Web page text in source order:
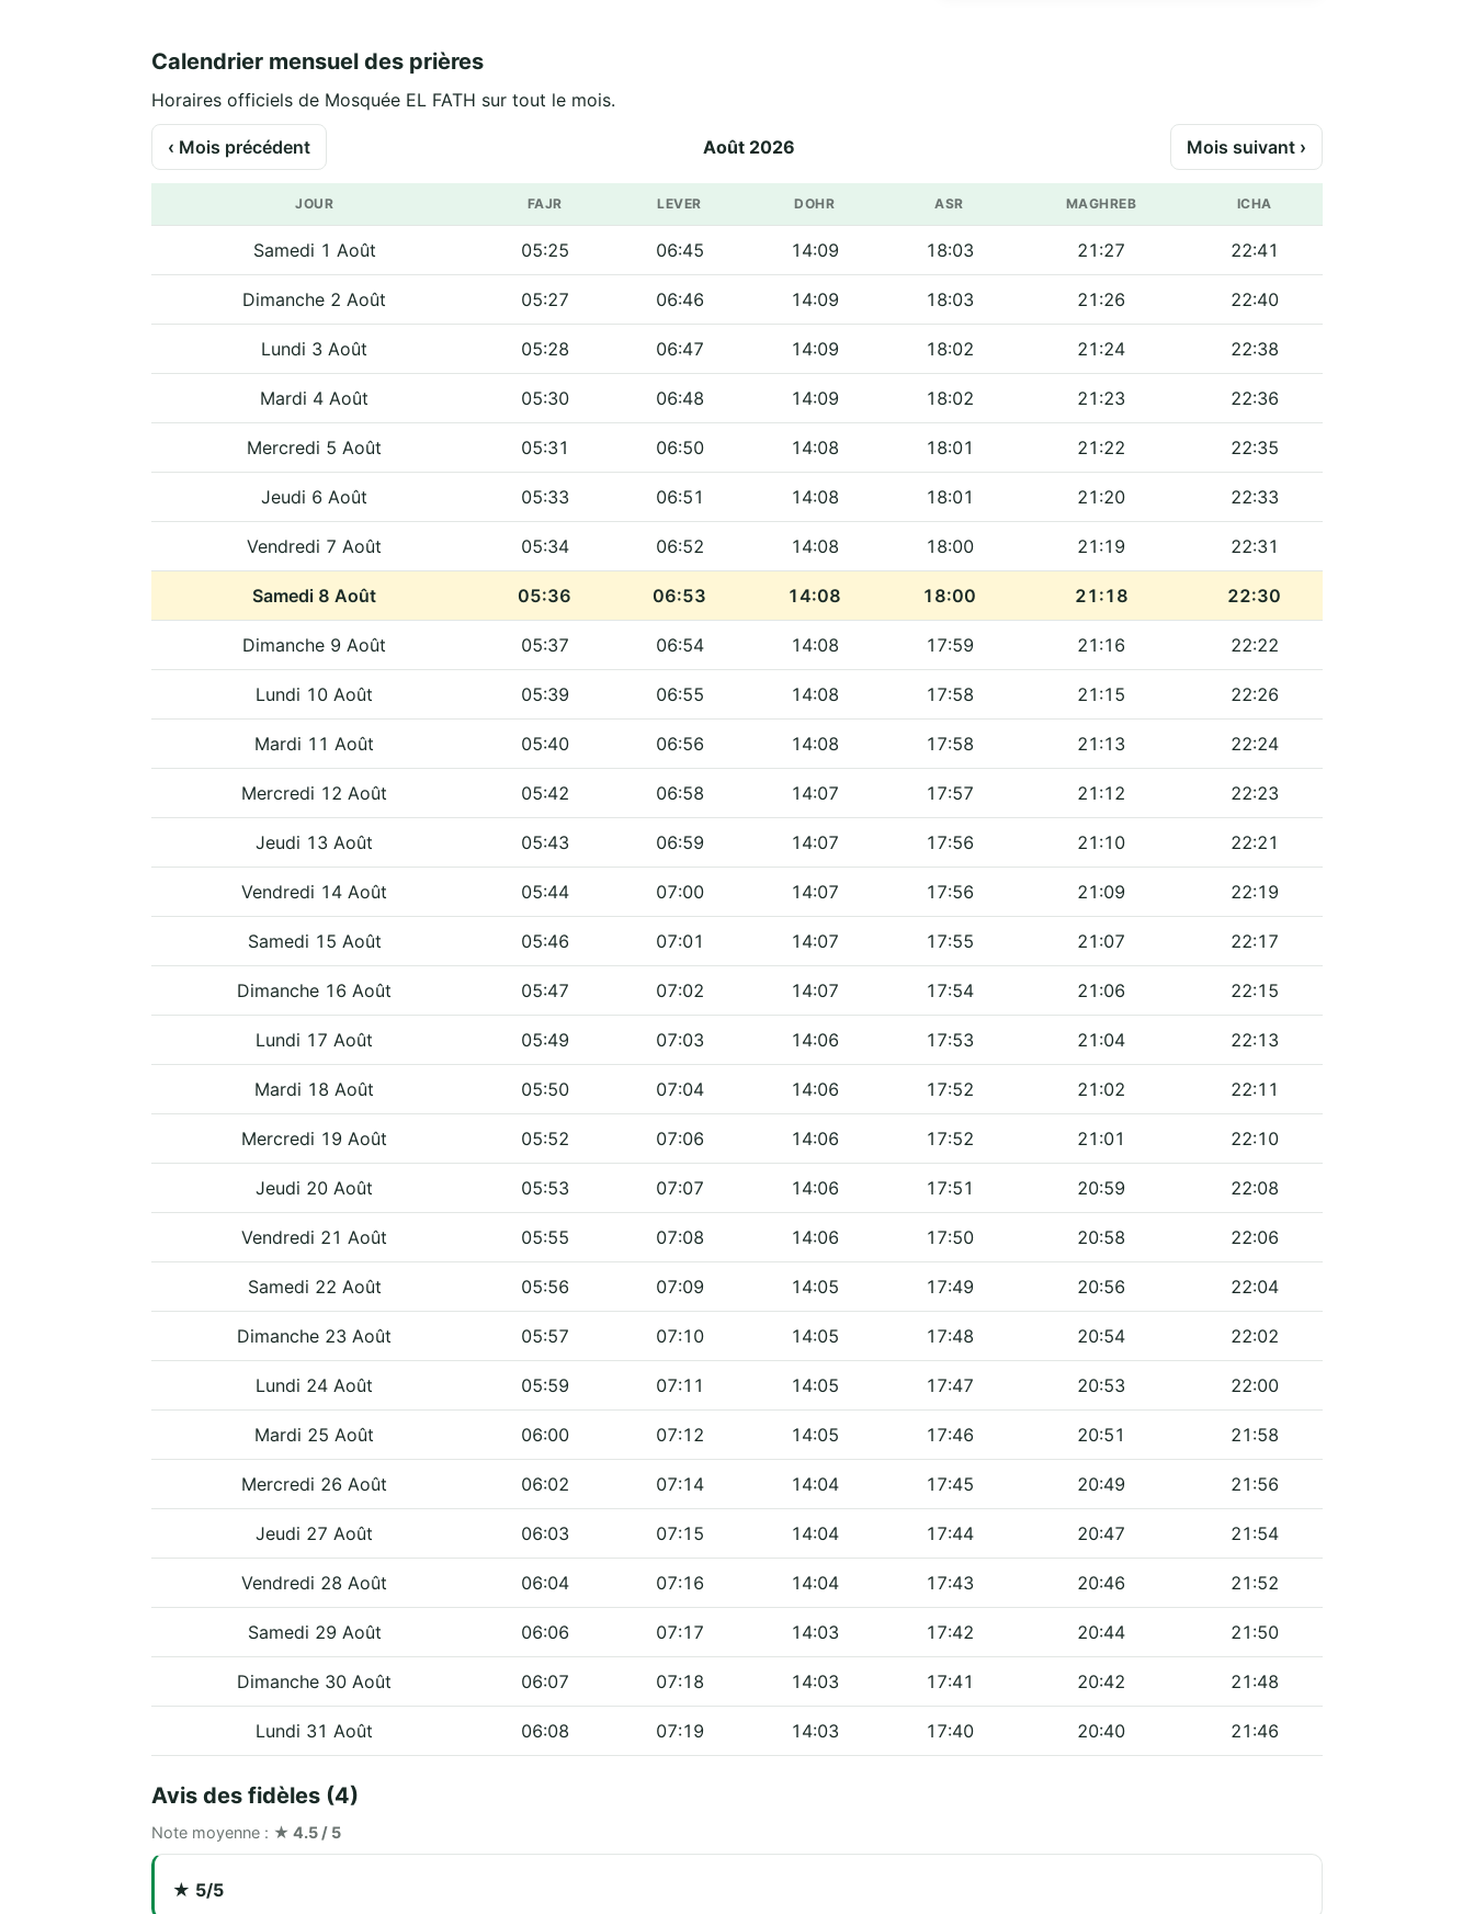
Calendrier mensuel des prières
Horaires officiels de Mosquée EL FATH sur tout le mois.
‹ Mois précédent Août 2026 Mois suivant ›
JOUR FAJR LEVER DOHR ASR MAGHREB ICHA
Samedi 1 Août 05:25 06:45 14:09 18:03 21:27 22:41
Dimanche 2 Août 05:27 06:46 14:09 18:03 21:26 22:40
Lundi 3 Août 05:28 06:47 14:09 18:02 21:24 22:38
Mardi 4 Août 05:30 06:48 14:09 18:02 21:23 22:36
Mercredi 5 Août 05:31 06:50 14:08 18:01 21:22 22:35
Jeudi 6 Août 05:33 06:51 14:08 18:01 21:20 22:33
Vendredi 7 Août 05:34 06:52 14:08 18:00 21:19 22:31
Samedi 8 Août 05:36 06:53 14:08 18:00 21:18 22:30
Dimanche 9 Août 05:37 06:54 14:08 17:59 21:16 22:22
Lundi 10 Août 05:39 06:55 14:08 17:58 21:15 22:26
Mardi 11 Août 05:40 06:56 14:08 17:58 21:13 22:24
Mercredi 12 Août 05:42 06:58 14:07 17:57 21:12 22:23
Jeudi 13 Août 05:43 06:59 14:07 17:56 21:10 22:21
Vendredi 14 Août 05:44 07:00 14:07 17:56 21:09 22:19
Samedi 15 Août 05:46 07:01 14:07 17:55 21:07 22:17
Dimanche 16 Août 05:47 07:02 14:07 17:54 21:06 22:15
Lundi 17 Août 05:49 07:03 14:06 17:53 21:04 22:13
Mardi 18 Août 05:50 07:04 14:06 17:52 21:02 22:11
Mercredi 19 Août 05:52 07:06 14:06 17:52 21:01 22:10
Jeudi 20 Août 05:53 07:07 14:06 17:51 20:59 22:08
Vendredi 21 Août 05:55 07:08 14:06 17:50 20:58 22:06
Samedi 22 Août 05:56 07:09 14:05 17:49 20:56 22:04
Dimanche 23 Août 05:57 07:10 14:05 17:48 20:54 22:02
Lundi 24 Août 05:59 07:11 14:05 17:47 20:53 22:00
Mardi 25 Août 06:00 07:12 14:05 17:46 20:51 21:58
Mercredi 26 Août 06:02 07:14 14:04 17:45 20:49 21:56
Jeudi 27 Août 06:03 07:15 14:04 17:44 20:47 21:54
Vendredi 28 Août 06:04 07:16 14:04 17:43 20:46 21:52
Samedi 29 Août 06:06 07:17 14:03 17:42 20:44 21:50
Dimanche 30 Août 06:07 07:18 14:03 17:41 20:42 21:48
Lundi 31 Août 06:08 07:19 14:03 17:40 20:40 21:46
Avis des fidèles (4)
Note moyenne : ★ 4.5 / 5
★ 5/5